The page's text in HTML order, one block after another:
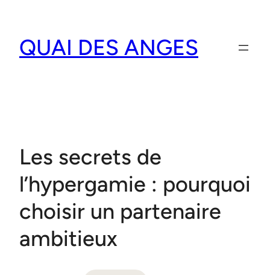
contenu
QUAI DES ANGES
Les secrets de
l’hypergamie : pourquoi
choisir un partenaire
ambitieux